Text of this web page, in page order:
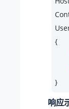
{
}
响应